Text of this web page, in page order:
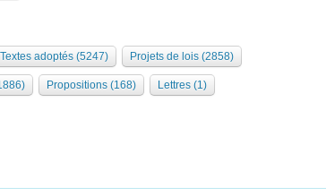
Textes adoptés (5247) Projets de lois (2858)
Propositions (168) Lettres (1)